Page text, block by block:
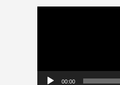
P
00:00